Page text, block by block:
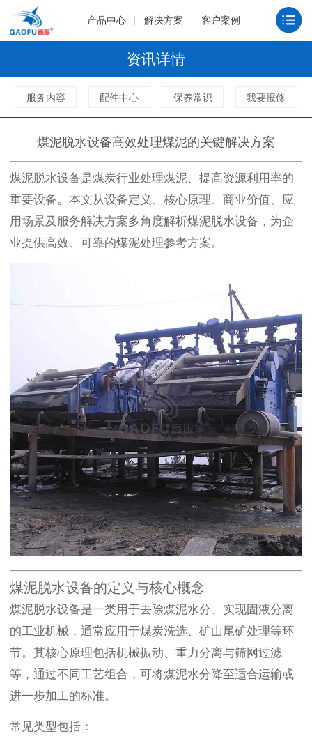
产品中心 解决方案 客户案例
资讯详情
服务内容 配件中心 保养常识 我要报修
煤泥脱水设备高效处理煤泥的关键解决方案
煤泥脱水设备是煤炭行业处理煤泥、提高资源利用率的
重要设备。本文从设备定义、核心原理、商业价值、应
用场景及服务解决方案多角度解析煤泥脱水设备，为企
业提供高效、可靠的煤泥处理参考方案。
煤泥脱水设备的定义与核心概念
煤泥脱水设备是一类用于去除煤泥水分、实现固液分离
的工业机械，通常应用于煤炭洗选、矿山尾矿处理等环
节。其核心原理包括机械振动、重力分离与筛网过滤
等，通过不同工艺组合，可将煤泥水分降至适合运输或
进一步加工的标准。
常见类型包括：